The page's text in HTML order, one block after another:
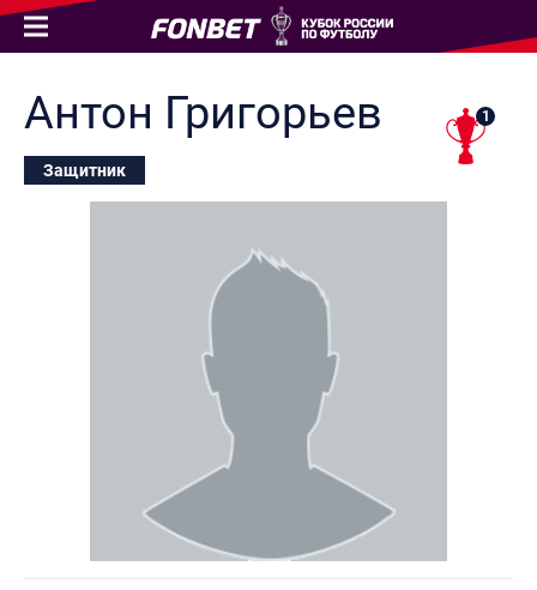
Антон Григорьев 1
Защитник